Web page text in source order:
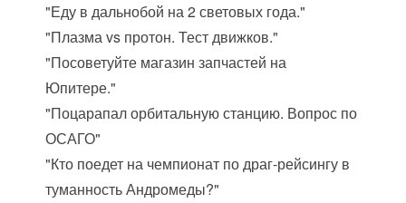
"Еду в дальнобой на 2 световых года."
"Плазма vs протон. Тест движков."
"Посоветуйте магазин запчастей на
Юпитере."
"Поцарапал орбитальную станцию. Вопрос по
ОСАГО"
"Кто поедет на чемпионат по драг-рейсингу в
туманность Андромеды?"